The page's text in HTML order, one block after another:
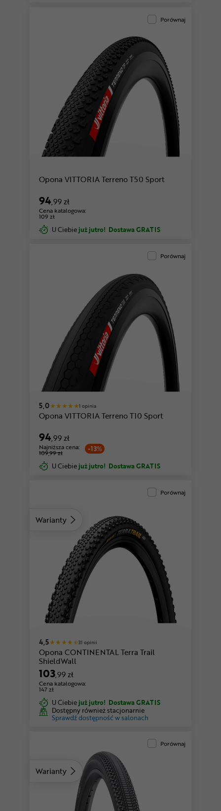
Porównaj
Opona VITTORIA Terreno T50 Sport
94,99 zł
Cena katalogowa:
109 zł
U Ciebie już jutro! Dostawa GRATIS
Porównaj
5,0 1 opinia
Opona VITTORIA Terreno T10 Sport
94,99 zł
-13%
Najniższa cena:
109,99 zł
U Ciebie już jutro! Dostawa GRATIS
Warianty
Porównaj
4,5 31 opinii
Opona CONTINENTAL Terra Trail
ShieldWall
103,99 zł
Cena katalogowa:
147 zł
U Ciebie już jutro! Dostawa GRATIS
Dostępny również stacjonarnie
Sprawdź dostępność w salonach
Warianty
Porównaj